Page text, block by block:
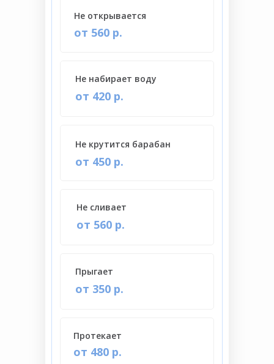
от 420 р.
Не набирает воду
от 450 р.
Не крутится барабан
от 560 р.
Не открывается
от 560 р.
Не сливает
от 480 р.
Протекает
от 350 р.
Прыгает